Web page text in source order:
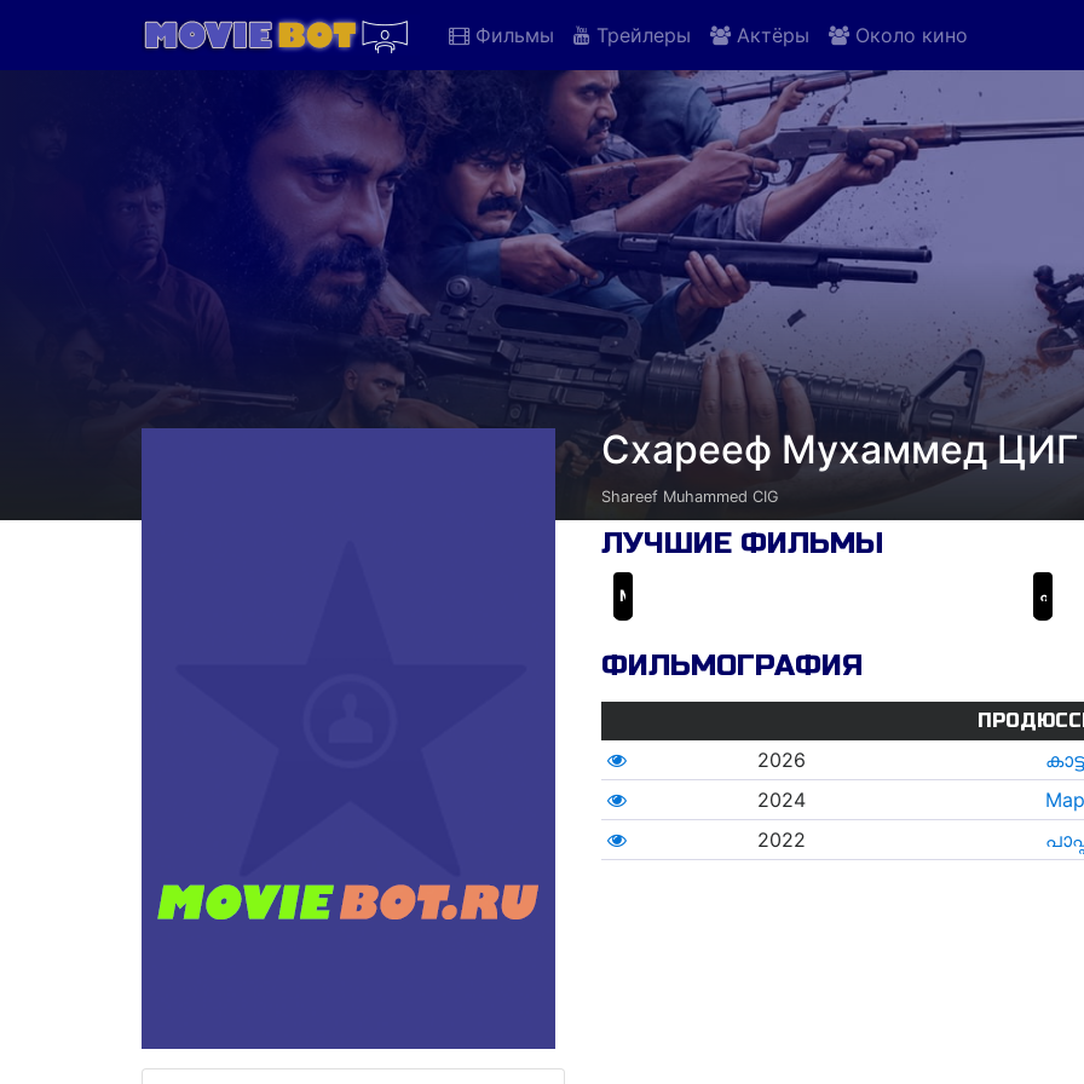
Фильмы Трейлеры Актёры Около кино
Схарееф Мухаммед ЦИГ
Shareef Muhammed CIG
ЛУЧШИЕ ФИЛЬМЫ
ФИЛЬМОГРАФИЯ
2026
2024
2022